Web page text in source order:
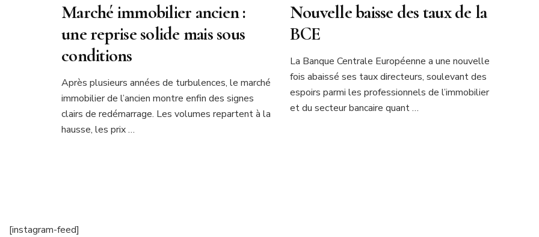
Marché immobilier ancien :
une reprise solide mais sous
conditions
Après plusieurs années de turbulences, le marché
immobilier de l’ancien montre enfin des signes
clairs de redémarrage. Les volumes repartent à la
hausse, les prix …
Nouvelle baisse des taux de la
BCE
La Banque Centrale Européenne a une nouvelle
fois abaissé ses taux directeurs, soulevant des
espoirs parmi les professionnels de l’immobilier
et du secteur bancaire quant …
[instagram-feed]